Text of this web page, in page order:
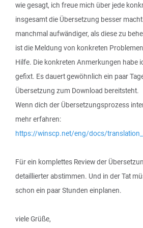
wie gesagt, ich freue mich über jede
insgesamt die Übersetzung besser
manchmal aufwändiger, als diese zu
ist die Meldung von konkreten
Hilfe. Die konkreten Anmerkungen habe
gefixt. Es dauert gewöhnlich ein paar
Übersetzung zum Download bereitsteht.
Wenn dich der Übersetzungsprozess
mehr erfahren:
https://winscp.net/eng/docs/
Für ein komplettes Review der
detaillierter abstimmen. Und in der Tat
schon ein paar Stunden einplanen.
viele Grüße,